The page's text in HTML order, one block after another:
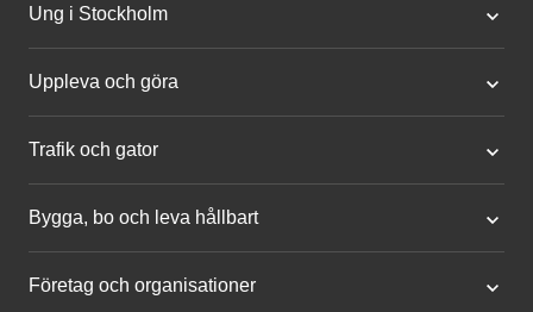
Ung i Stockholm
Uppleva och göra
Trafik och gator
Bygga, bo och leva hållbart
Företag och organisationer